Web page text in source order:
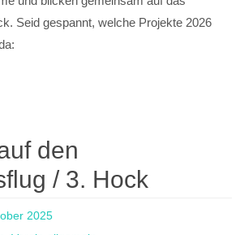
Seid gespannt, welche Projekte 2026
den
/ 3. Hock
2025